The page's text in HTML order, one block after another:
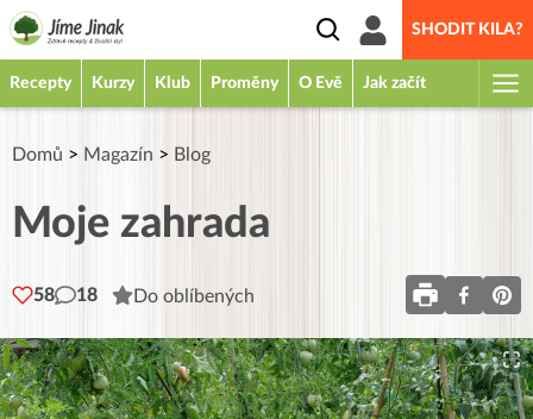
SHODIT KILA?
Recepty Kurzy Klub Proměny O Evě Jak začít
Domů > Magazín > Blog
Moje zahrada
58 18 Do oblíbených